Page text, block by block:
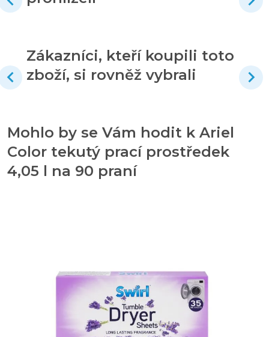
Zákazníci, kteří koupili toto
zboží, si rovněž vybrali
Mohlo by se Vám hodit k Ariel
Color tekutý prací prostředek
4,05 l na 90 praní